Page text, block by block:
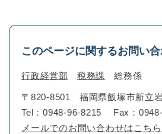
このページに関するお問い
行政経営部 税務課 総務係
〒820-8501
福岡県飯塚市新立
Tel：0948-96-8215
Fax：
メールでのお問い合わせはこちら